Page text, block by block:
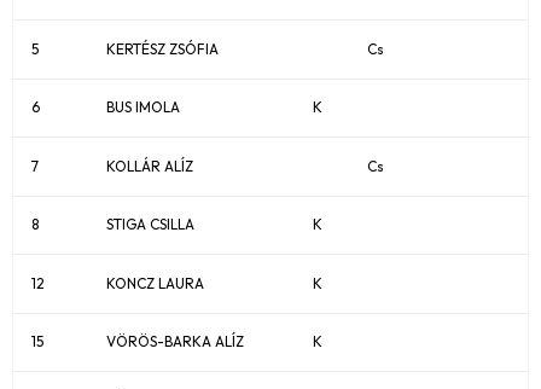
5 KERTÉSZ ZSÓFIA Cs
6 BUS IMOLA K
7 KOLLÁR ALÍZ Cs
8 STIGA CSILLA K
12 KONCZ LAURA K
15 VÖRÖS-BARKA ALÍZ K